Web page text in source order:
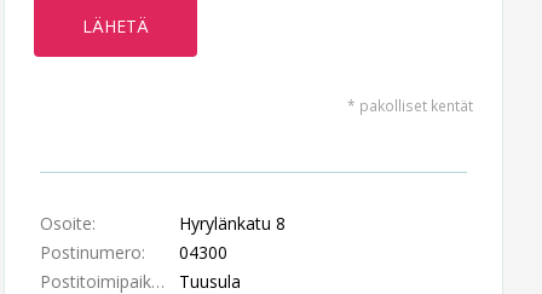
* pakolliset kentät
Osoite:
Hyrylänkatu 8
Postinumero:
04300
Postitoimipaikka:
Tuusula